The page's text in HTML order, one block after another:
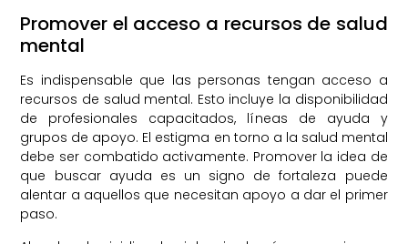
Promover el acceso a recursos de salud
mental
Es indispensable que las personas tengan acceso a
recursos de salud mental. Esto incluye la disponibilidad
de profesionales capacitados, líneas de ayuda y
grupos de apoyo. El estigma en torno a la salud mental
debe ser combatido activamente. Promover la idea de
que buscar ayuda es un signo de fortaleza puede
alentar a aquellos que necesitan apoyo a dar el primer
paso.